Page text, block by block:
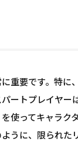
重要です。特に
ートプレイヤー
使ってキャラク
うに、限られた